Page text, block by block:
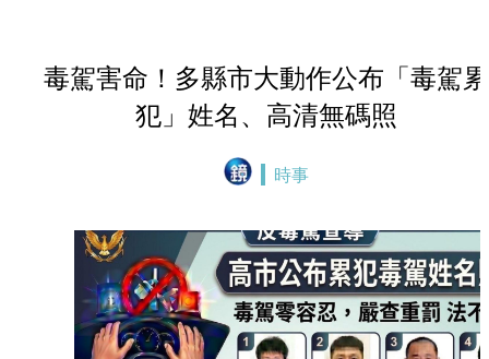
毒駕害命！多縣市大動作公布「毒駕累
犯」姓名、高清無碼照
時事